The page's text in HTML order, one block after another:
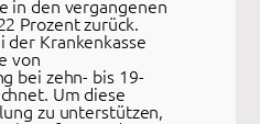
in den vergangenen
Prozent zurück.
der Krankenkasse
von
bei zehn- bis 19-
Um diese
zu unterstützen,